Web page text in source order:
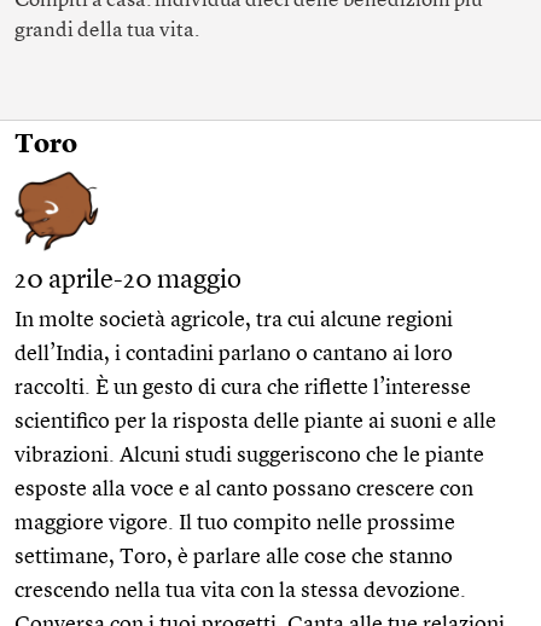
grandi della tua vita.
Toro
20 aprile-20 maggio
In molte società agricole, tra cui alcune regioni
dell’India, i contadini parlano o cantano ai loro
raccolti. È un gesto di cura che riflette l’interesse
scientifico per la risposta delle piante ai suoni e alle
vibrazioni. Alcuni studi suggeriscono che le piante
esposte alla voce e al canto possano crescere con
maggiore vigore. Il tuo compito nelle prossime
settimane, Toro, è parlare alle cose che stanno
crescendo nella tua vita con la stessa devozione.